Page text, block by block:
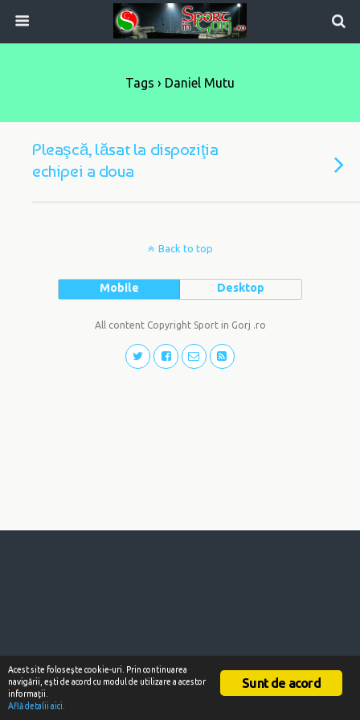
Tags › Daniel Mutu
Pleaşcă, lăsat la dispoziţia
echipei a doua
Back to top
Mobile Desktop
All content Copyright Sport in Gorj .ro
Sunt de acord
Acest site foloseşte cookie-uri. Prin continuarea
navigării, eşti de acord cu modul de utilizare a acestor
informaţii.
Află detalii aici.